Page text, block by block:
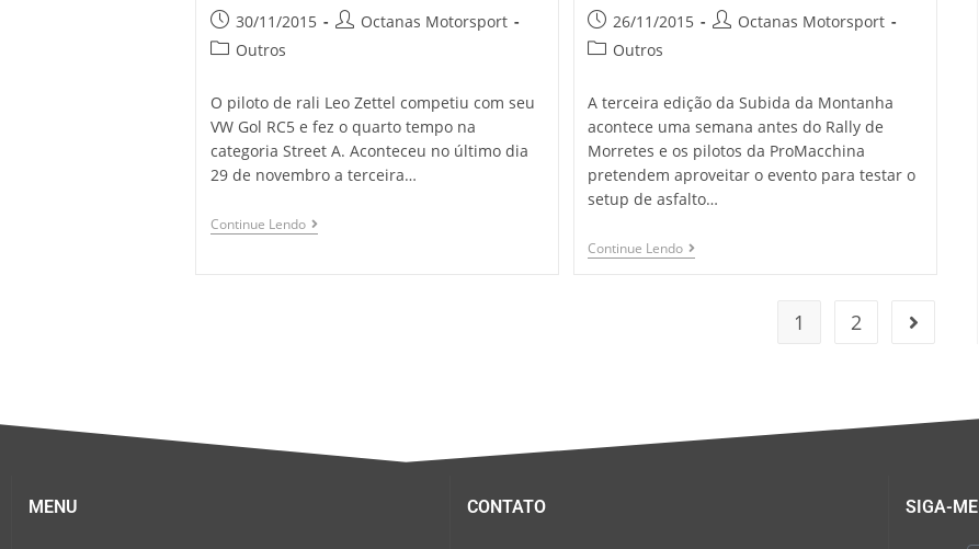
30/11/2015
Octanas Motorsport
Outros
O piloto de rali Leo Zettel competiu com seu
VW Gol RC5 e fez o quarto tempo na
categoria Street A. Aconteceu no último dia
29 de novembro a terceira…
Continue Lendo
26/11/2015
Octanas Motorsport
Outros
A terceira edição da Subida da Montanha
acontece uma semana antes do Rally de
Morretes e os pilotos da ProMacchina
pretendem aproveitar o evento para testar o
setup de asfalto…
Continue Lendo
1 2
MENU CONTATO SIGA-ME